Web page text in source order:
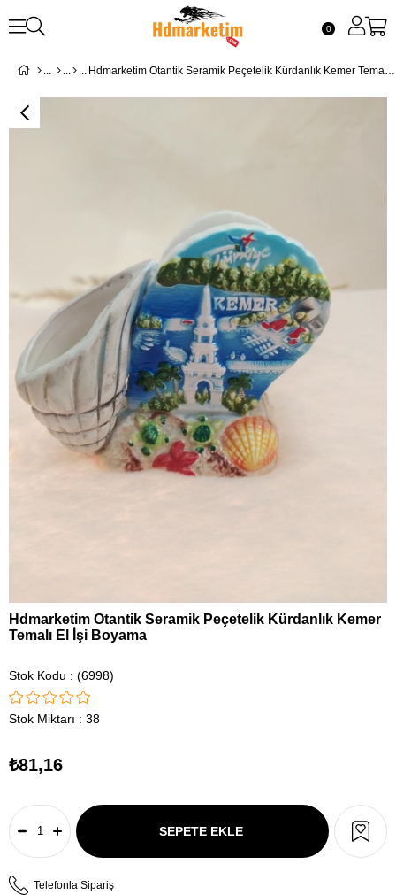
0
Hdmarketim Otantik Seramik Peçetelik Kürdanlık Kemer Temalı El İşi Boyama
Hdmarketim Otantik Seramik Peçetelik Kürdanlık Kemer
Temalı El İşi Boyama
Stok Kodu (6998)
Stok Miktarı : 38
₺81,16
Telefonla Sipariş